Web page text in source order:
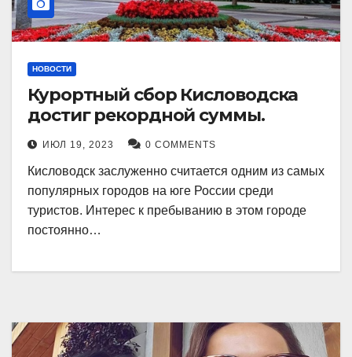
НОВОСТИ
Курортный сбор Кисловодска
достиг рекордной суммы.
ИЮЛ 19, 2023 0 COMMENTS
Кисловодск заслуженно считается одним из самых
популярных городов на юге России среди
туристов. Интерес к пребыванию в этом городе
постоянно…